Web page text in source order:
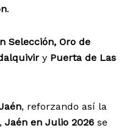
.
Selección, Oro de
y Puerta de Las
, reforzando así la
Jaén en Julio 2026 se